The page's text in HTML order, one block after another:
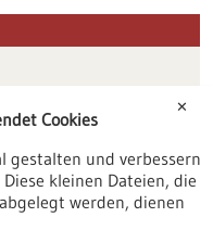
✕
Cookies
gestalten und verbessern
kleinen Dateien, die
werden, dienen